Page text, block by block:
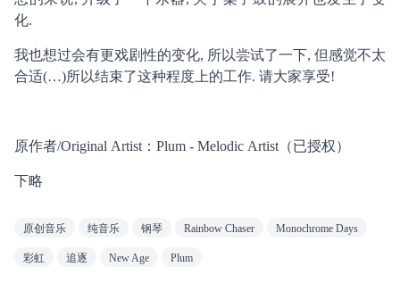
化.
我也想过会有更戏剧性的变化, 所以尝试了一下, 但感觉不太
合适(…)所以结束了这种程度上的工作. 请大家享受!
原作者/Original Artist：Plum - Melodic Artist（已授权）
下略
原创音乐 纯音乐 钢琴 Rainbow Chaser Monochrome Days
彩虹 追逐 New Age Plum